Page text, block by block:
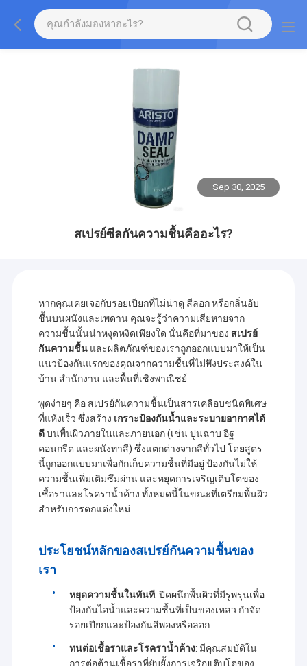
Sep 30, 2025
สเปรย์ซีลกันความชื้นคืออะไร?
หากคุณเคยเจอกับรอยเปียกที่ไม่น่าดู สีลอก หรือกลิ่นอับ
ชื้นบนผนังและเพดาน คุณจะรู้ว่าความเสียหายจาก
ความชื้นนั้นน่าหงุดหงิดเพียงใด นั่นคือที่มาของ สเปรย์
กันความชื้นและผลิตภัณฑ์ของเราถูกออกแบบมาให้เป็น
แนวป้องกันแรกของคุณจากความชื้นที่ไม่พึงประสงค์ใน
บ้าน สำนักงาน และพื้นที่เชิงพาณิชย์
พูดง่ายๆ คือ สเปรย์กันความชื้นเป็นสารเคลือบชนิดพิเศษ
ที่แห้งเร็ว ซึ่งสร้าง เกราะป้องกันน้ำและระบายอากาศได้
ดีบนพื้นผิวภายในและภายนอก (เช่น ปูนฉาบ อิฐ
คอนกรีต และผนังทาสี) ซึ่งแตกต่างจากสีทั่วไป โดยสูตร
นี้ถูกออกแบบมาเพื่อกักเก็บความชื้นที่มีอยู่ ป้องกันไม่ให้
ความชื้นเพิ่มเติมซึมผ่าน และหยุดการเจริญเติบโตของ
เชื้อราและโรคราน้ำค้าง ทั้งหมดนี้ในขณะที่เตรียมพื้นผิว
สำหรับการตกแต่งใหม่
ประโยชน์หลักของสเปรย์กันความชื้นของ
เรา
หยุดความชื้นในทันที: ปิดผนึกพื้นผิวที่มีรูพรุนเพื่อ
ป้องกันไอน้ำและความชื้นที่เป็นของเหลว กำจัด
รอยเปียกและป้องกันสีพองหรือลอก
ทนต่อเชื้อราและโรคราน้ำค้าง: มีคุณสมบัติใน
การต่อต้านเชื้อราที่ยับยั้งการเจริญเติบโตของ